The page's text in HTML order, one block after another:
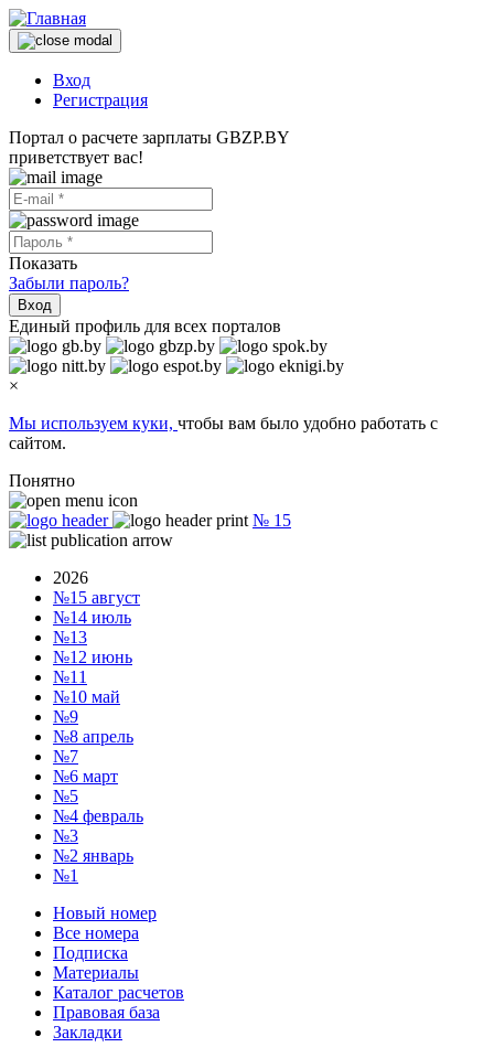
Вход
Регистрация
Портал о расчете зарплаты GBZP.BY
приветствует вас!
Показать
Забыли пароль?
Вход
Единый профиль для всех порталов
×
Мы используем куки, чтобы вам было удобно работать с
сайтом.
Понятно
№ 15
2026
№15 август
№14 июль
№13
№12 июнь
№11
№10 май
№9
№8 апрель
№7
№6 март
№5
№4 февраль
№3
№2 январь
№1
Новый номер
Все номера
Подписка
Материалы
Каталог расчетов
Правовая база
Закладки